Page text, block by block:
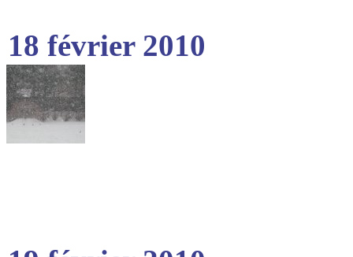
18 février 2010